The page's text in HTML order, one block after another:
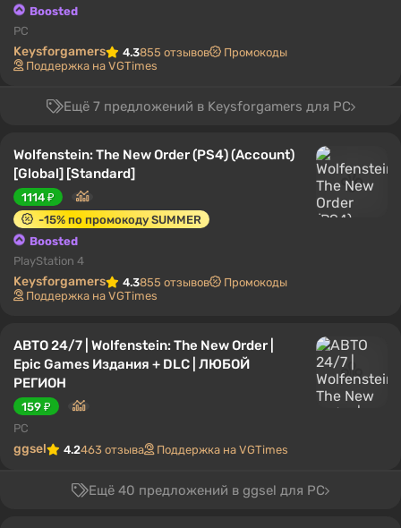
Boosted
PC
Keysforgamers 4.3855 отзывов
Промокоды
Поддержка на VGTimes
Ещё 7 предложений в Keysforgamers для PC
Wolfenstein: The New Order (PS4) (Account)
[Global] [Standard]
1114 ₽
-15% по промокоду SUMMER
Boosted
PlayStation 4
Keysforgamers 4.3855 отзывов
Промокоды
Поддержка на VGTimes
АВТО 24/7 | Wolfenstein: The New Order |
Epic Games Издания + DLC | ЛЮБОЙ
РЕГИОН
159 ₽
PC
ggsel 4.2463 отзыва Поддержка на VGTimes
Ещё 40 предложений в ggsel для PC